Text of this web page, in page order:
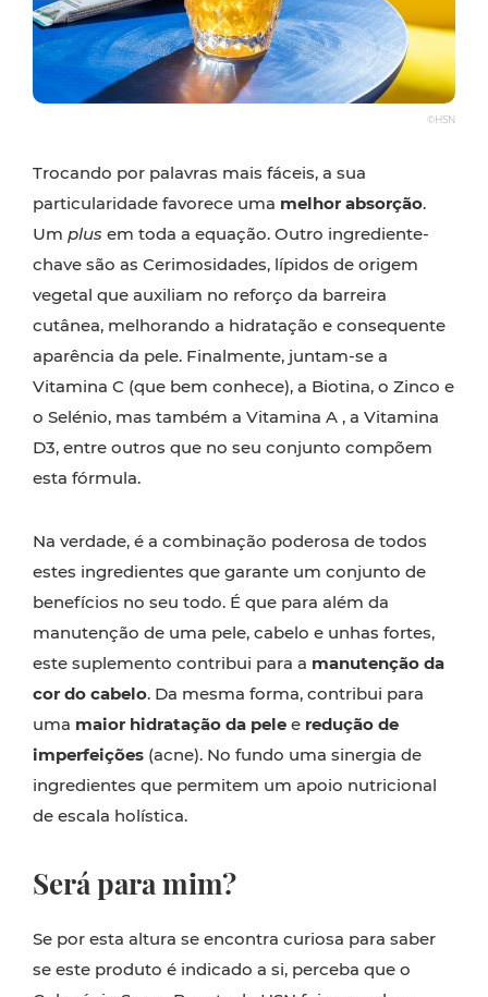
©HSN
Trocando por palavras mais fáceis, a sua
particularidade favorece uma melhor absorção.
Um plus em toda a equação. Outro ingrediente-
chave são as Cerimosidades, lípidos de origem
vegetal que auxiliam no reforço da barreira
cutânea, melhorando a hidratação e consequente
aparência da pele. Finalmente, juntam-se a
Vitamina C (que bem conhece), a Biotina, o Zinco e
o Selénio, mas também a Vitamina A , a Vitamina
D3, entre outros que no seu conjunto compõem
esta fórmula.
Na verdade, é a combinação poderosa de todos
estes ingredientes que garante um conjunto de
benefícios no seu todo. É que para além da
manutenção de uma pele, cabelo e unhas fortes,
este suplemento contribui para a manutenção da
cor do cabelo. Da mesma forma, contribui para
uma maior hidratação da pele e redução de
imperfeições (acne). No fundo uma sinergia de
ingredientes que permitem um apoio nutricional
de escala holística.
Será para mim?
Se por esta altura se encontra curiosa para saber
se este produto é indicado a si, perceba que o